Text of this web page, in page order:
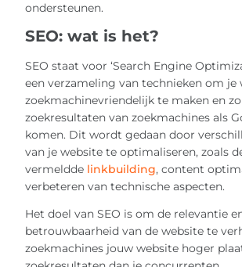
ondersteunen.
SEO: wat is het?
SEO staat voor ‘Search Engine
een verzameling van technieken om je
zoekmachinevriendelijk te maken en
zoekresultaten van zoekmachines als
komen. Dit wordt gedaan door
van je website te optimaliseren, zoals
vermeldde linkbuilding, content
verbeteren van technische aspecten.
Het doel van SEO is om de relevantie
betrouwbaarheid van de website te
zoekmachines jouw website hoger